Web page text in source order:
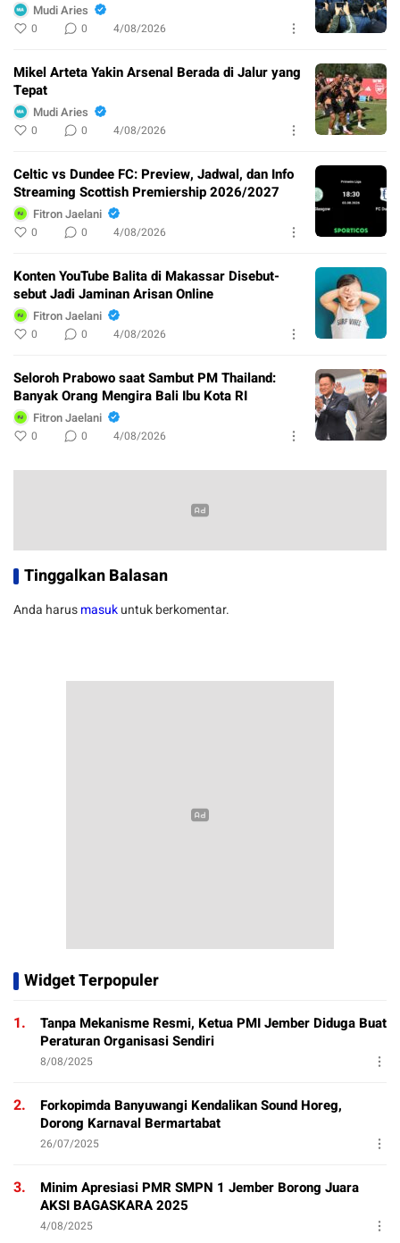
Mudi Aries
0 0 4/08/2026
Mikel Arteta Yakin Arsenal Berada di Jalur yang
Tepat
Mudi Aries
0 0 4/08/2026
Celtic vs Dundee FC: Preview, Jadwal, dan Info
Streaming Scottish Premiership 2026/2027
Fitron Jaelani
0 0 4/08/2026
Konten YouTube Balita di Makassar Disebut-
sebut Jadi Jaminan Arisan Online
Fitron Jaelani
0 0 4/08/2026
Seloroh Prabowo saat Sambut PM Thailand:
Banyak Orang Mengira Bali Ibu Kota RI
Fitron Jaelani
0 0 4/08/2026
Tinggalkan Balasan
Anda harusmasukuntuk berkomentar.
Widget Terpopuler
1.
Tanpa Mekanisme Resmi, Ketua PMI Jember Diduga Buat
Peraturan Organisasi Sendiri
8/08/2025
2.
Forkopimda Banyuwangi Kendalikan Sound Horeg,
Dorong Karnaval Bermartabat
26/07/2025
3.
Minim Apresiasi PMR SMPN 1 Jember Borong Juara
AKSI BAGASKARA 2025
4/08/2025